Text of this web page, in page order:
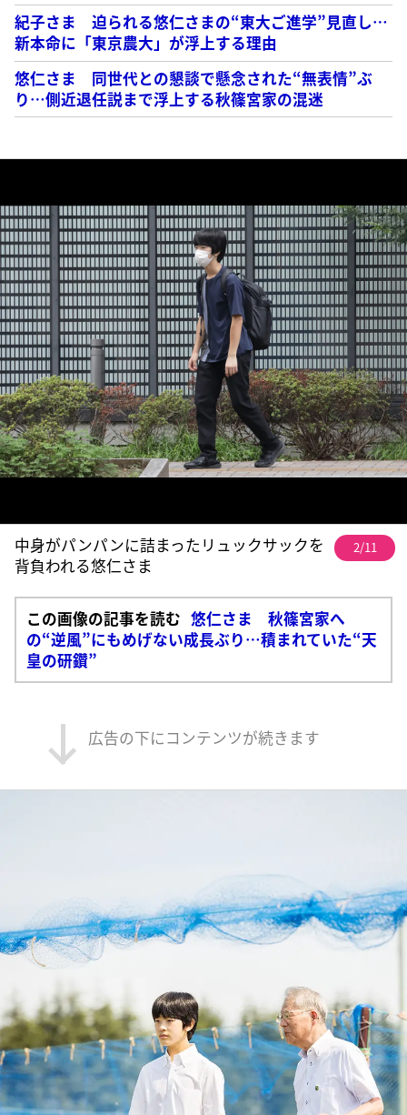
紀子さま 迫られる悠仁さまの“東大ご進学”見直し…
新本命に「東京農大」が浮上する理由
悠仁さま 同世代との懇談で懸念された“無表情”ぶ
り…側近退任説まで浮上する秋篠宮家の混迷
中身がパンパンに詰まったリュックサックを
背負われる悠仁さま
2/11
この画像の記事を読む 悠仁さま 秋篠宮家へ
の“逆風”にもめげない成長ぶり…積まれていた“天
皇の研鑽”
広告の下にコンテンツが続きます